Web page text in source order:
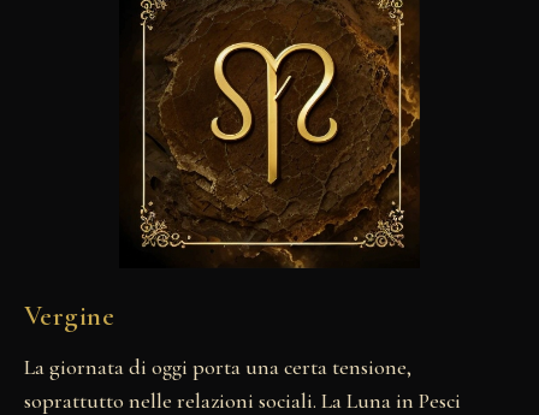
Vergine
La giornata di oggi porta una certa tensione,
soprattutto nelle relazioni sociali. La Luna in Pesci